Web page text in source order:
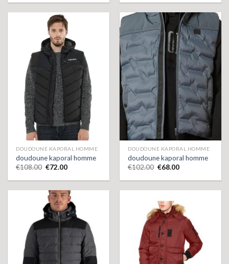
DOUDOUNE KAPORAL HOMME
doudoune kaporal homme
€108.00 €72.00
DOUDOUNE KAPORAL HOMME
doudoune kaporal homme
€102.00 €68.00